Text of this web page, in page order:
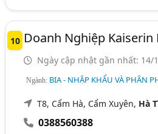
10 Doanh Nghiệp Kaiserin
Ngày cập nhật gần nhất: 14/
Ngành: BIA - NHẬP KHẨU VÀ PHÂN
T8, Cẩm Hà, Cẩm Xuyên, Hà
0388560388